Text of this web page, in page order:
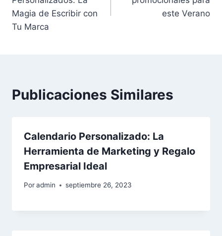
entradas
Magia de Escribir con
Tu Marca
este Verano
Publicaciones Similares
Calendario Personalizado: La
Herramienta de Marketing y Regalo
Empresarial Ideal
Poradmin septiembre 26, 2023